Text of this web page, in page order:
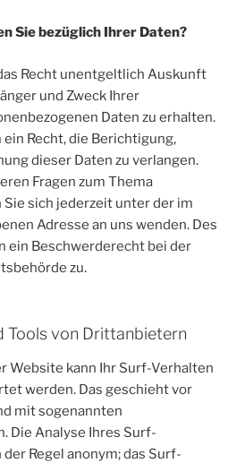
Sie bezüglich Ihrer Daten?
Recht unentgeltlich Auskunft
und Zweck Ihrer
Daten zu erhalten.
Recht, die Berichtigung,
dieser Daten zu verlangen.
Fragen zum Thema
sich jederzeit unter der im
Adresse an uns wenden. Des
ein Beschwerderecht bei der
zu.
Tools von Drittanbietern
Website kann Ihr Surf-Verhalten
werden. Das geschieht vor
mit sogenannten
Die Analyse Ihres Surf-
Regel anonym; das Surf-